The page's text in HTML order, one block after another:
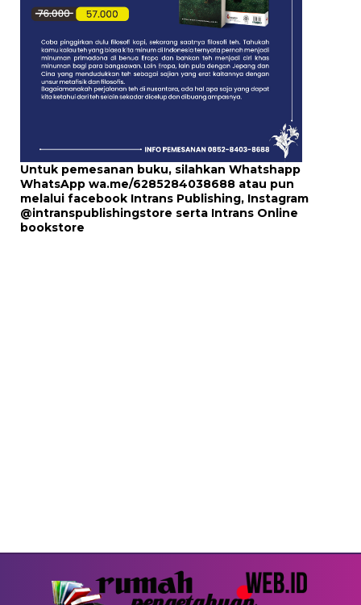
Untuk pemesanan buku, silahkan Whatshapp
WhatsApp wa.me/6285284038688 atau pun
melalui facebook Intrans Publishing, Instagram
@intranspublishingstore serta Intrans Online
bookstore